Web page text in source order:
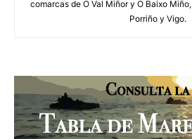
comarcas de O Val Miñor y O Baixo
Porriño y Vigo.